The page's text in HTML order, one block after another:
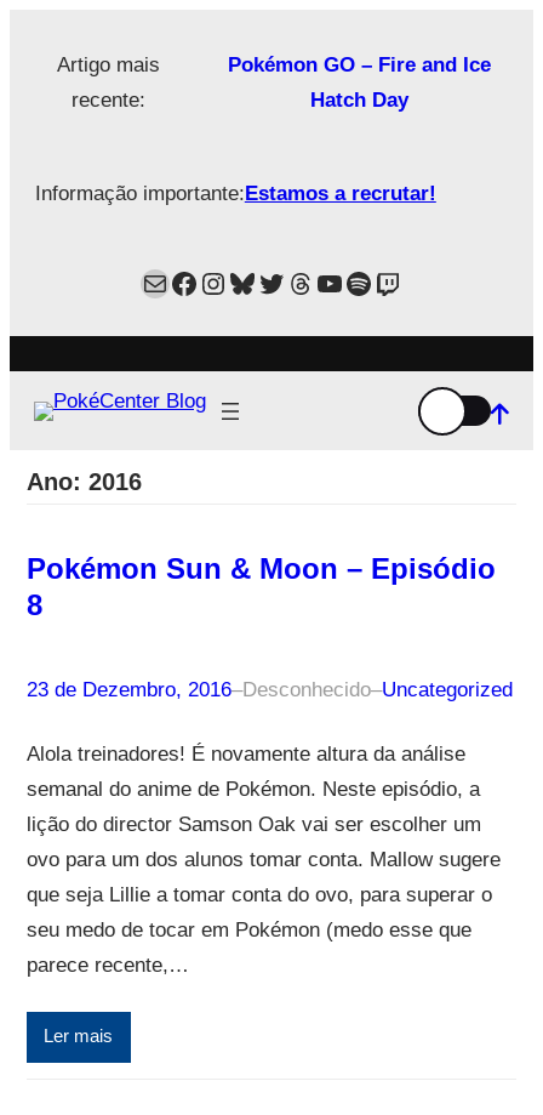
Artigo mais
recente:
Pokémon GO – Fire and Ice
Hatch Day
Informação importante:Estamos a recrutar!
MailFacebook
Instagram
Bluesky
Twitter
Estamos no Threads!
YouTube
Spotify
Twitch
Ano: 2016
Pokémon Sun & Moon – Episódio
8
23 de Dezembro, 2016–Desconhecido–Uncategorized
Alola treinadores! É novamente altura da análise
semanal do anime de Pokémon. Neste episódio, a
lição do director Samson Oak vai ser escolher um
ovo para um dos alunos tomar conta. Mallow sugere
que seja Lillie a tomar conta do ovo, para superar o
seu medo de tocar em Pokémon (medo esse que
parece recente,…
Ler mais